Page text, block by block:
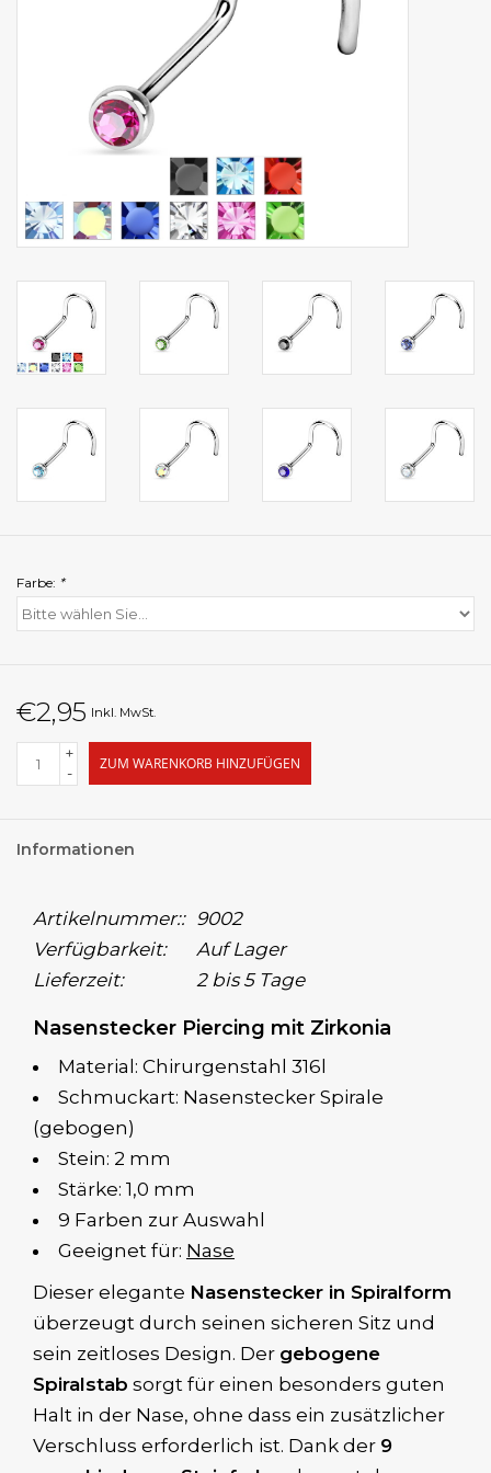
Farbe: *
€2,95 Inkl. MwSt.
+
-
ZUM WARENKORB HINZUFÜGEN
Informationen
Artikelnummer:: 9002
Verfügbarkeit:
Auf Lager
Lieferzeit:
2 bis 5 Tage
Nasenstecker Piercing mit Zirkonia
Material: Chirurgenstahl 316l
Schmuckart: Nasenstecker Spirale
(gebogen)
Stein: 2 mm
Stärke: 1,0 mm
9 Farben zur Auswahl
Geeignet für: Nase
Dieser elegante Nasenstecker in Spiralform
überzeugt durch seinen sicheren Sitz und
sein zeitloses Design. Der gebogene
Spiralstab sorgt für einen besonders guten
Halt in der Nase, ohne dass ein zusätzlicher
Verschluss erforderlich ist. Dank der 9